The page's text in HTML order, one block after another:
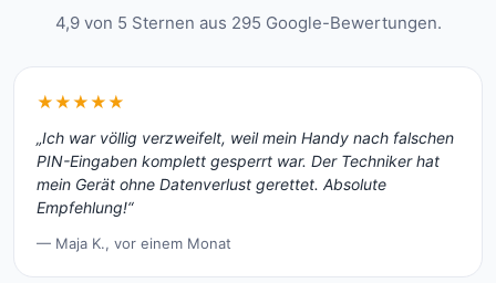
4,9 von 5 Sternen aus 295 Google-Bewertungen.
★★★★★
„Ich war völlig verzweifelt, weil mein Handy nach falschen
PIN-Eingaben komplett gesperrt war. Der Techniker hat
mein Gerät ohne Datenverlust gerettet. Absolute
Empfehlung!“
— Maja K., vor einem Monat